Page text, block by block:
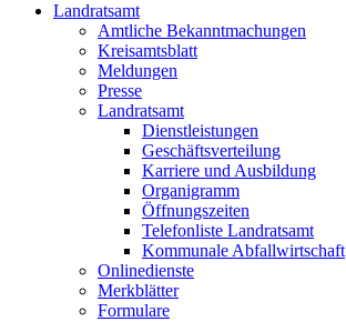
Landratsamt
Amtliche Bekanntmachungen
Kreisamtsblatt
Meldungen
Presse
Landratsamt
Dienstleistungen
Geschäftsverteilung
Karriere und Ausbildung
Organigramm
Öffnungszeiten
Telefonliste Landratsamt
Kommunale Abfallwirtschaft
Onlinedienste
Merkblätter
Formulare